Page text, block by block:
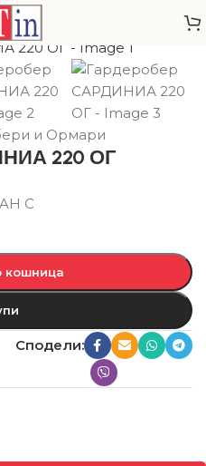
и Ормари
220 ОГ
C
кошница
Сподели: